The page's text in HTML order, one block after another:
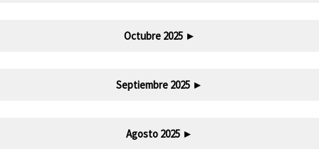
Octubre 2025 ►
Septiembre 2025 ►
Agosto 2025 ►